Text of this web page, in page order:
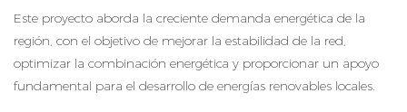
Este proyecto aborda la creciente demanda energética de la
región, con el objetivo de mejorar la estabilidad de la red,
optimizar la combinación energética y proporcionar un apoyo
fundamental para el desarrollo de energías renovables locales.